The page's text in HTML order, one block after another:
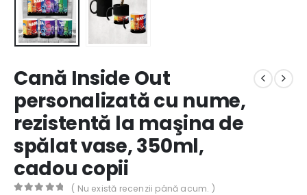
Cană Inside Out
personalizată cu nume,
rezistentă la maşina de
spălat vase, 350ml,
cadou copii
( Nu există recenzii până acum. )